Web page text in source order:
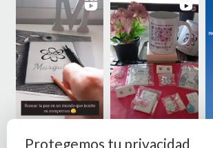
Protegemos tu privacidad